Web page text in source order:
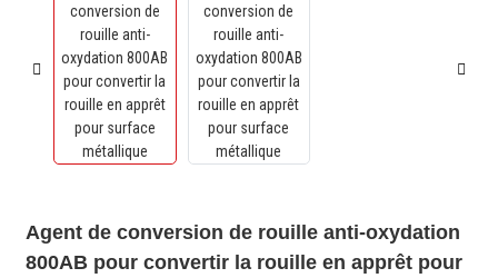
Agent de conversion de rouille anti-oxydation
800AB pour convertir la rouille en apprêt pour